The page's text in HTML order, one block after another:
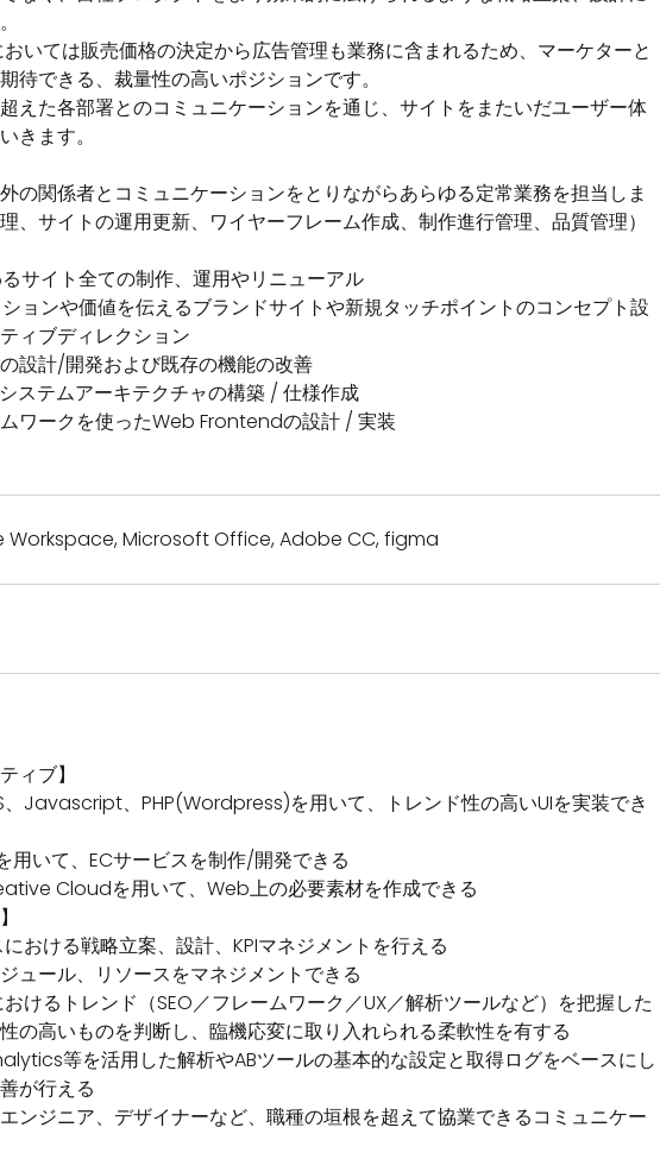
いては販売価格の決定から広告管理も業務に含まれるため、マーケターと
待できる、裁量性の高いポジションです。
えた各部署とのコミュニケーションを通じ、サイトをまたいだユーザー体
きます。
の関係者とコミュニケーションをとりながらあらゆる定常業務を担当しま
、サイトの運用更新、ワイヤーフレーム作成、制作進行管理、品質管理）
るサイト全ての制作、運用やリニューアル
ションや価値を伝えるブランドサイトや新規タッチポイントのコンセプト設
ィブディレクション
設計/開発および既存の機能の改善
ステムアーキテクチャの構築 / 仕様作成
ムワークを使ったWeb Frontendの設計 / 実装
Workspace, Microsoft Office, Adobe CC, figma
ィブ】
、Javascript、PHP(Wordpress)を用いて、トレンド性の高いUIを実装でき
用いて、ECサービスを制作/開発できる
Cloudを用いて、Web上の必要素材を作成できる
における戦略立案、設計、KPIマネジメントを行える
ュール、リソースをマネジメントできる
おけるトレンド（SEO／フレームワーク／UX／解析ツールなど）を把握した
の高いものを判断し、臨機応変に取り入れられる柔軟性を有する
等を活用した解析やABツールの基本的な設定と取得ログをベースにし
が行える
ンジニア、デザイナーなど、職種の垣根を超えて協業できるコミュニケー